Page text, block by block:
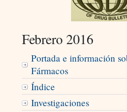
Febrero 2016
Portada e información
Fármacos
Índice
Investigaciones